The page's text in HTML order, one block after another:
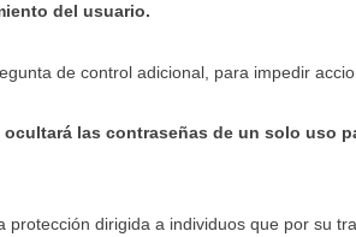
del usuario.
de control adicional, para impedir
las contraseñas de un solo uso
protección dirigida a individuos que por su